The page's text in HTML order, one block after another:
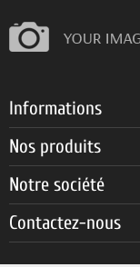
Informations
Nos produits
Notre société
Contactez-nous